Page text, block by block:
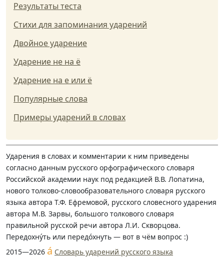
Результаты теста
Стихи для запоминания ударений
Двойное ударение
Ударение не на ё
Ударение на е или ё
Популярные слова
Примеры ударений в словах
Ударения в словах и комментарии к ним приведены
согласно данным русского орфографического словаря
Российской академии наук под редакцией В.В. Лопатина,
нового толково-словообразовательного словаря русского
языка автора Т.Ф. Ефремовой, русского словесного ударения
автора М.В. Зарвы, большого толкового словаря
правильной русской речи автора Л.И. Скворцова.
Передохну́ть или передо́хнуть — вот в чём вопрос :)
2015—2026 á Словарь ударений русского языка